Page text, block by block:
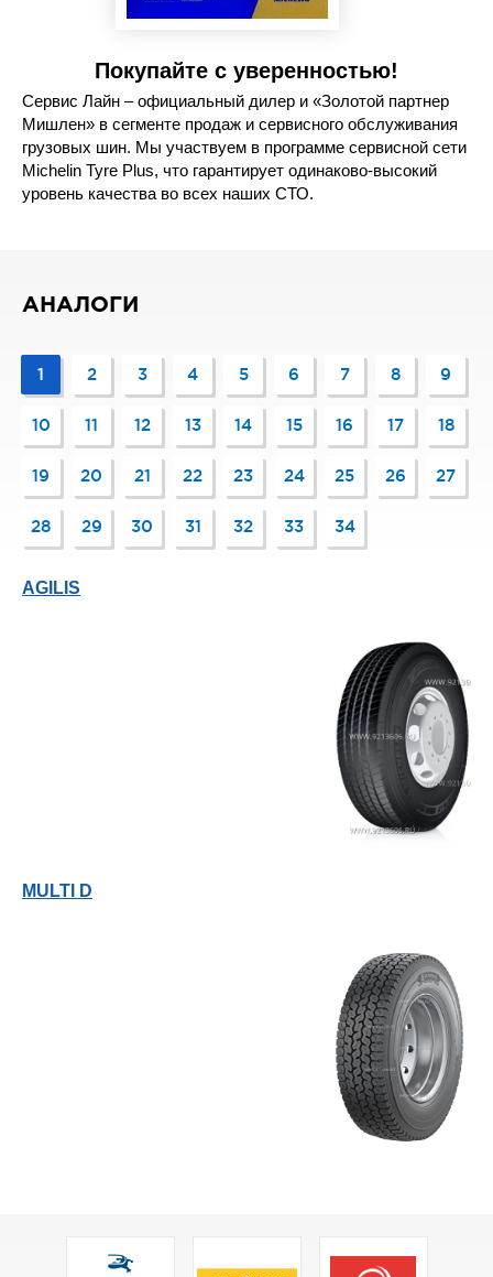
Покупайте с уверенностью!
Сервис Лайн – официальный дилер и «Золотой партнер
Мишлен» в сегменте продаж и сервисного обслуживания
грузовых шин. Мы участвуем в программе сервисной сети
Michelin Tyre Plus, что гарантирует одинаково-высокий
уровень качества во всех наших СТО.
АНАЛОГИ
1 2 3 4 5 6 7 8 9
10 11 12 13 14 15 16 17 18
19 20 21 22 23 24 25 26 27
28 29 30 31 32 33 34
AGILIS
MULTI D